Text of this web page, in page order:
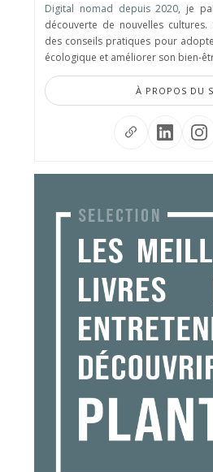
Digital nomad depuis 2020, je
découverte de nouvelles
des conseils pratiques pour
écologique et améliorer son bien-
À PROPOS DU